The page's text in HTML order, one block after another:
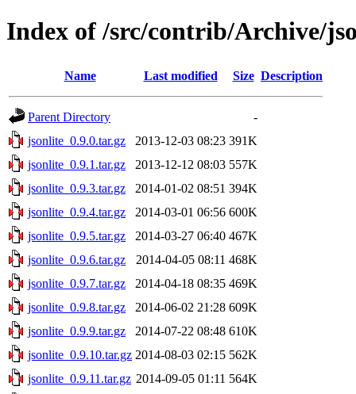
Index of /src/contrib/Archive/
Name Last modified Size Description
Parent Directory
-
jsonlite_0.9.0.tar.gz
2013-12-03 08:23 391K
jsonlite_0.9.1.tar.gz
2013-12-12 08:03 557K
jsonlite_0.9.3.tar.gz
2014-01-02 08:51 394K
jsonlite_0.9.4.tar.gz
2014-03-01 06:56 600K
jsonlite_0.9.5.tar.gz
2014-03-27 06:40 467K
jsonlite_0.9.6.tar.gz
2014-04-05 08:11 468K
jsonlite_0.9.7.tar.gz
2014-04-18 08:35 469K
jsonlite_0.9.8.tar.gz
2014-06-02 21:28 609K
jsonlite_0.9.9.tar.gz
2014-07-22 08:48 610K
jsonlite_0.9.10.tar.gz 2014-08-03 02:15 562K
jsonlite_0.9.11.tar.gz 2014-09-05 01:11 564K